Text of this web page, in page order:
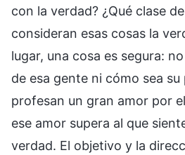
con la verdad? ¿Qué clase
consideran esas cosas la
lugar, una cosa es segura:
de esa gente ni cómo sea
profesan un gran amor por
ese amor supera al que
verdad. El objetivo y la